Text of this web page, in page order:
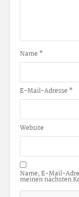
Name *
E-Mail-Adresse *
Website
Name, E-Mail-
meinen nächsten